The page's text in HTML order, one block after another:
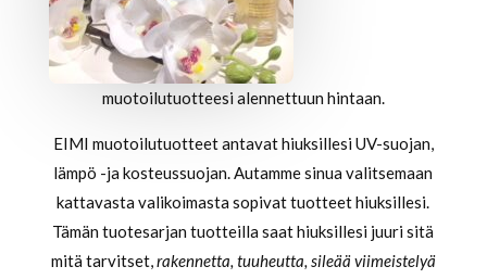
muotoilutuotteesi alennettuun hintaan.
EIMI muotoilutuotteet antavat hiuksillesi UV-suojan,
lämpö -ja kosteussuojan. Autamme sinua valitsemaan
kattavasta valikoimasta sopivat tuotteet hiuksillesi.
Tämän tuotesarjan tuotteilla saat hiuksillesi juuri sitä
mitä tarvitset,rakennetta, tuuheutta, sileää viimeistelyä